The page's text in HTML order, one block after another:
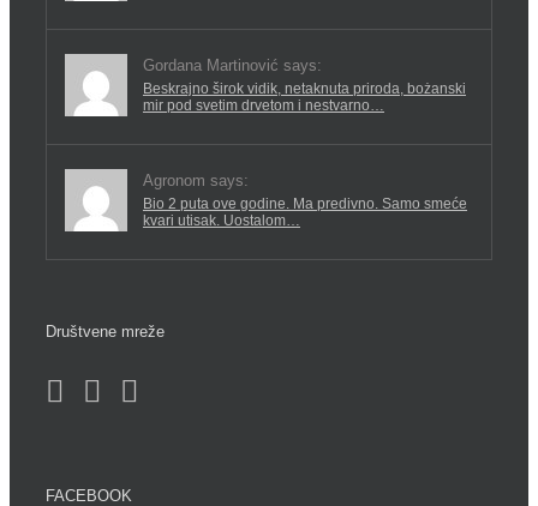
Gordana Martinović says:
Beskrajno širok vidik, netaknuta priroda, bożanski
mir pod svetim drvetom i nestvarno…
Agronom says:
Bio 2 puta ove godine. Ma predivno. Samo smeće
kvari utisak. Uostalom…
Društvene mreže
FACEBOOK